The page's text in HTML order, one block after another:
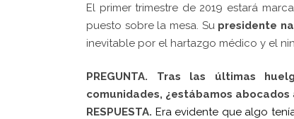
El primer trimestre de 2019 estará
puesto sobre la mesa. Su presidente
inevitable por el hartazgo médico y el
PREGUNTA. Tras las últimas
comunidades, ¿estábamos
RESPUESTA. Era evidente que algo